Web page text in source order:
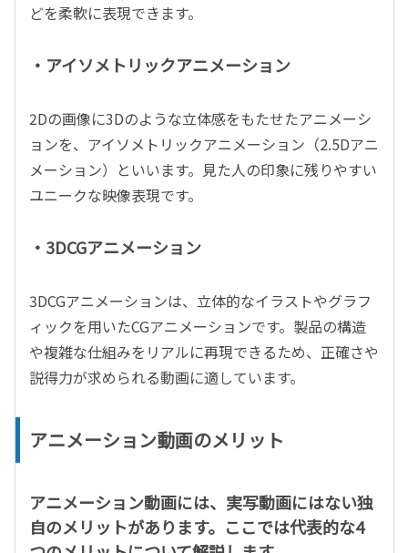
どを柔軟に表現できます。
・アイソメトリックアニメーション
2Dの画像に3Dのような立体感をもたせたアニメーシ
ョンを、アイソメトリックアニメーション（2.5Dアニ
メーション）といいます。見た人の印象に残りやすい
ユニークな映像表現です。
・3DCGアニメーション
3DCGアニメーションは、立体的なイラストやグラフ
ィックを用いたCGアニメーションです。製品の構造
や複雑な仕組みをリアルに再現できるため、正確さや
説得力が求められる動画に適しています。
アニメーション動画のメリット
アニメーション動画には、実写動画にはない独
自のメリットがあります。ここでは代表的な4